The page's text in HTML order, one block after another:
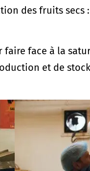
des fruits secs
faire face à la
et de